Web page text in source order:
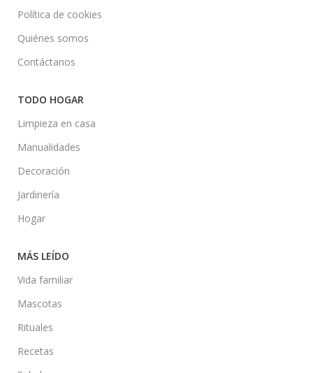
Política de cookies
Quiénes somos
Contáctanos
TODO HOGAR
Limpieza en casa
Manualidades
Decoración
Jardinería
Hogar
MÁS LEÍDO
Vida familiar
Mascotas
Rituales
Recetas